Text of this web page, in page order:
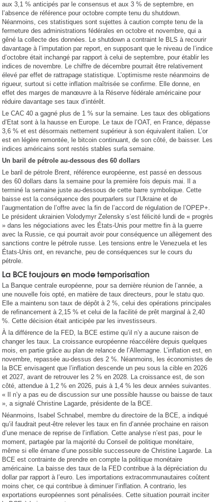
aux 3,1 % anticipés par le consensus et aux 3 % de septembre, en
l’absence de référence pour octobre compte tenu du shutdown.
Néanmoins, ces statistiques sont sujettes à caution compte tenu de la
fermeture des administrations fédérales en octobre et novembre, qui a
gêné la collecte des données. Le shutdown a contraint le BLS à recourir
davantage à l’imputation par report, en supposant que le niveau de l’indice
d’octobre était inchangé par rapport à celui de septembre, pour établir les
indices de novembre. Le chiffre de décembre pourrait être relativement
élevé par effet de rattrapage statistique. L’optimisme reste néanmoins de
rigueur, surtout si cette inflation maîtrisée se confirme. Elle donne, en
effet des marges de manœuvre à la Réserve fédérale américaine pour
réduire davantage ses taux d’intérêt.
Le CAC 40 a gagné plus de 1 % sur la semaine. Les taux des obligations
d’Etat sont à la hausse en Europe. Le taux de l’OAT, en France, dépasse
3,6 % et est désormais nettement supérieur à son équivalent italien. L’or
est en légère remontée, le bitcoin continuant, de son côté, de baisser. Les
indices américains sont restés stables surla semaine.
Un baril de pétrole au-dessous des 60 dollars
Le baril de pétrole Brent, référence européenne, est passé en dessous
des 60 dollars dans la semaine pour la première fois depuis mai. Il a
terminé la semaine juste au-dessous de cette barre symbolique. Cette
baisse est la conséquence des pourparlers sur l’Ukraine et de
l’augmentation de l’offre avec la fin de l’accord de régulation de l’OPEP+.
Le président ukrainien Volodymyr Zelensky s’est félicité lundi de « progrès
» dans les négociations avec les États-Unis pour mettre fin à la guerre
avec la Russie, ce qui pourrait avoir pour conséquence un allègement des
sanctions contre le pétrole russe. Les tensions entre le Venezuela et les
États-Unis ont, en revanche, peu de conséquences sur le cours du
pétrole.
La BCE toujours en mode temporisation
La Banque centrale européenne, pour sa dernière réunion de l’année, a
une nouvelle fois opté, en matière de taux directeurs, pour le statu quo.
Elle a maintenu son taux de dépôt à 2 %, celui des opérations principales
de refinancement à 2,15 % et celui de la facilité de prêt marginal à 2,40
%. Cette décision était anticipée par les investisseurs.
À la différence de la FED, la BCE estime qu’il n’y a aucune raison de
changer les taux. La croissance européenne réaccélère depuis quelques
mois, en partie grâce au plan de relance de l’Allemagne. L’inflation est, en
novembre, repassée au-dessus des 2 %. Néanmoins, les économistes de
la BCE envisagent que l’inflation descende un peu sous la cible en 2026
et 2027, avant de retrouver les 2 % en 2028. La croissance est, de son
côté, attendue à 1,2 % en 2026, puis à 1,4 % les deux années suivantes.
« Il n’y a pas eu de discussion sur une possible hausse ou baisse de taux
», a signalé Christine Lagarde, présidente de la BCE.
Néanmoins, Isabel Schnabel, membre du directoire de la BCE, a indiqué
qu’il faudrait peut-être relever les taux en fin d’année prochaine en raison
d’une menace de reprise de l’inflation. Cette analyse n’est pas, pour le
moment, partagée par la majorité du Conseil de politique monétaire,
même si elle émane d’une possible successeure de Christine Lagarde. La
BCE est contrainte de prendre en compte la politique monétaire
américaine. La baisse des taux de la FED contribue à la dépréciation du
dollar par rapport à l’euro. Les importations extracommunautaires coûtent
moins cher, ce qui contribue à diminuer l’inflation. A contrario, les
exportations européennes sont pénalisées. Cette situation pourrait inciter